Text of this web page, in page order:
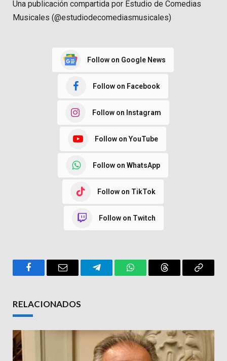
Una publicación compartida por Estudio de Comedias
Musicales (@estudiodecomediasmusicales)
Follow on Google News
Follow on Facebook
Follow on Instagram
Follow on YouTube
Follow on WhatsApp
Follow on TikTok
Follow on Twitch
FacebookEmail TelegramWhatsAppThreads Copy
RELACIONADOS